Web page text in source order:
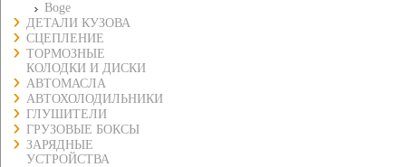
Boge
ДЕТАЛИ КУЗОВА
СЦЕПЛЕНИЕ
ТОРМОЗНЫЕ
КОЛОДКИ И ДИСКИ
АВТОМАСЛА
АВТОХОЛОДИЛЬНИКИ
ГЛУШИТЕЛИ
ГРУЗОВЫЕ БОКСЫ
ЗАРЯДНЫЕ
УСТРОЙСТВА